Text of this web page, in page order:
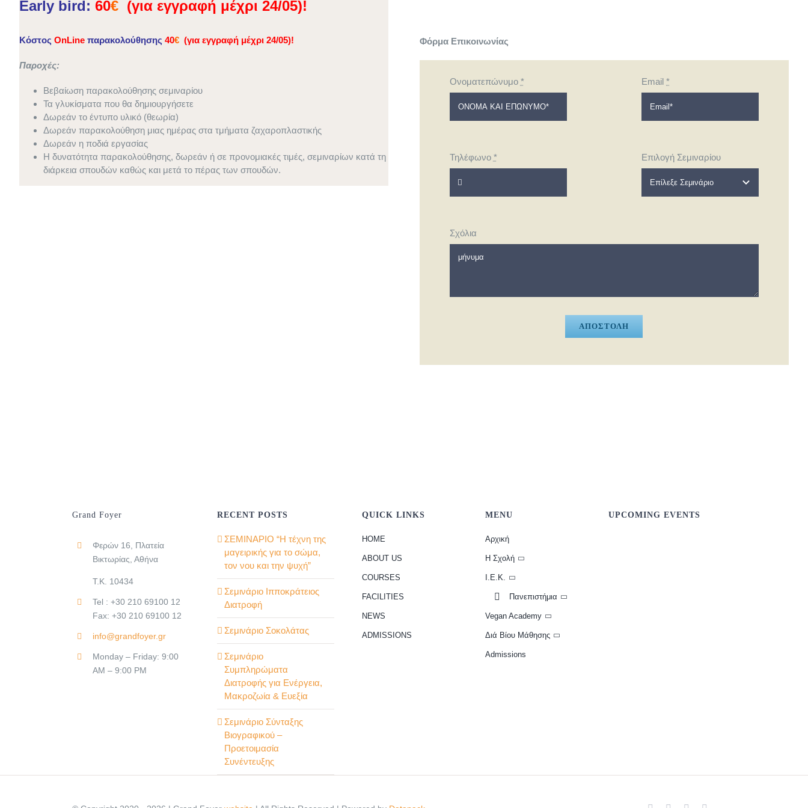
Early bird: 60€ (για εγγραφή μέχρι 24/05)!
Kόστος OnLine παρακολούθησης 40€ (για εγγραφή μέχρι 24/05)!
Παροχές:
Βεβαίωση παρακολούθησης σεμιναρίου
Τα γλυκίσματα που θα δημιουργήσετε
Δωρεάν το έντυπο υλικό (θεωρία)
Δωρεάν παρακολούθηση μιας ημέρας στα τμήματα ζαχαροπλαστικής
Δωρεάν η ποδιά εργασίας
Η δυνατότητα παρακολούθησης, δωρεάν ή σε προνομιακές τιμές, σεμιναρίων κατά τη
διάρκεια σπουδών καθώς και μετά το πέρας των σπουδών.
Φόρμα Επικοινωνίας
Ονοματεπώνυμο * Email*
Τηλέφωνο * Επιλογή Σεμιναρίου
Σχόλια
ΑΠΟΣΤΟΛΗ
Grand Foyer
Φερών 16, Πλατεία
Βικτωρίας, Αθήνα
Τ.Κ. 10434
Tel : +30 210 69100 12
Fax: +30 210 69100 12
info@grandfoyer.gr
Monday – Friday: 9:00
AM – 9:00 PM
RECENT POSTS
ΣΕΜΙΝΑΡΙΟ “Η τέχνη της
μαγειρικής για το σώμα,
τον νου και την ψυχή”
Σεμινάριο Ιπποκράτειος
Διατροφή
Σεμινάριο Σοκολάτας
Σεμινάριο
Συμπληρώματα
Διατροφής για Ενέργεια,
Μακροζωία & Ευεξία
Σεμινάριο Σύνταξης
Βιογραφικού –
Προετοιμασία
Συνέντευξης
QUICK LINKS
HOME
ABOUT US
COURSES
FACILITIES
NEWS
ADMISSIONS
MENU
Αρχική
Η Σχολή
Ι.Ε.Κ.
Πανεπιστήμια
Vegan Academy
Διά Βίου Μάθησης
Admissions
UPCOMING EVENTS